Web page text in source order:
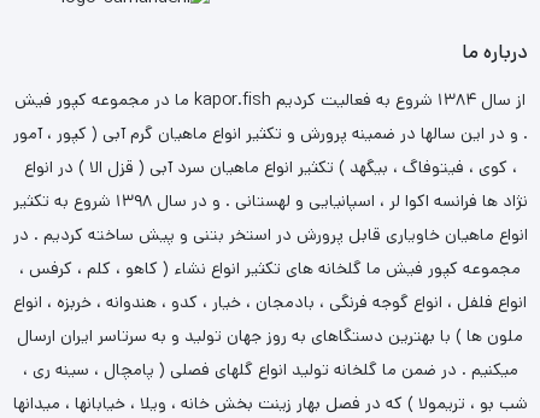
درباره ما
ما در مجموعه کپور فیش kapor.fish از سال ۱۳۸۴ شروع به فعالیت کردیم
. و در این سالها در ضمینه پرورش و تکثیر انواع ماهیان گرم آبی ( کپور ، آمور
، کوی ، فیتوفاگ ، بیگهد ) تکثیر انواع ماهیان سرد آبی ( قزل الا ) در انواع
نژاد ها فرانسه اکوا لر ، اسپانیایی و لهستانی . و در سال ۱۳۹۸ شروع به تکثیر
انواع ماهیان خاویاری قابل پرورش در استخر بتنی و پیش ساخته کردیم . در
مجموعه کپور فیش ما گلخانه های تکثیر انواع نشاء ( کاهو ، کلم ، کرفس ،
انواع فلفل ، انواع گوجه فرنگی ، بادمجان ، خیار ، کدو ، هندوانه ، خربزه ، انواع
ملون ها ) با بهترین دستگاهای به روز جهان تولید و به سرتاسر ایران ارسال
میکنیم . در ضمن ما گلخانه تولید انواع گلهای فصلی ( پامچال ، سینه ری ،
شب بو ، تریمولا ) که در فصل بهار زینت بخش خانه ، ویلا ، خیابانها ، میدانها